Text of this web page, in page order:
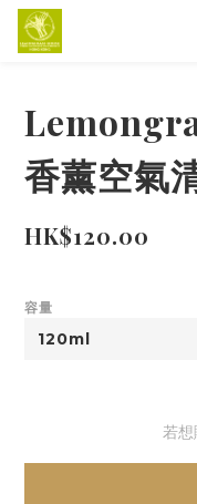
香薰空氣
HK$120.00
容量
若想